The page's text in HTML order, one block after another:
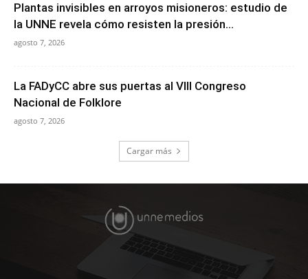
Plantas invisibles en arroyos misioneros: estudio de
la UNNE revela cómo resisten la presión...
agosto 7, 2026
La FADyCC abre sus puertas al VIII Congreso
Nacional de Folklore
agosto 7, 2026
Cargar más